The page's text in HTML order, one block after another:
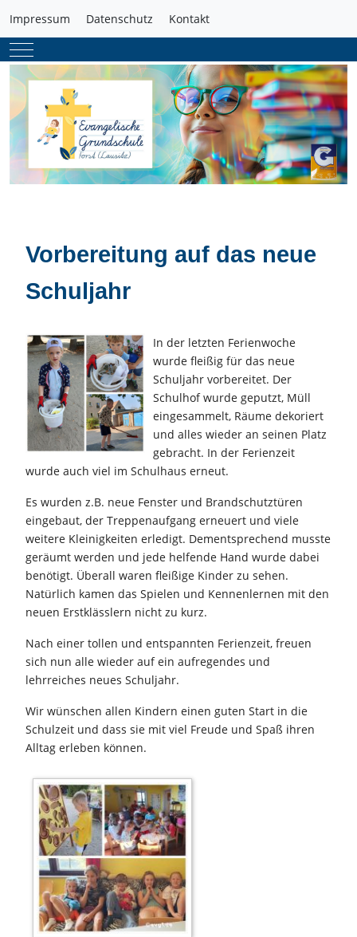
Impressum Datenschutz
Kontakt
Mobile Menu Toggle
Vorbereitung auf das neue
Schuljahr
In der letzten Ferienwoche
wurde fleißig für das neue
Schuljahr vorbereitet. Der
Schulhof wurde geputzt, Müll
eingesammelt, Räume dekoriert
und alles wieder an seinen Platz
gebracht. In der Ferienzeit
wurde auch viel im Schulhaus erneut.
Es wurden z.B. neue Fenster und Brandschutztüren
eingebaut, der Treppenaufgang erneuert und viele
weitere Kleinigkeiten erledigt. Dementsprechend musste
geräumt werden und jede helfende Hand wurde dabei
benötigt. Überall waren fleißige Kinder zu sehen.
Natürlich kamen das Spielen und Kennenlernen mit den
neuen Erstklässlern nicht zu kurz.
Nach einer tollen und entspannten Ferienzeit, freuen
sich nun alle wieder auf ein aufregendes und
lehrreiches neues Schuljahr.
Wir wünschen allen Kindern einen guten Start in die
Schulzeit und dass sie mit viel Freude und Spaß ihren
Alltag erleben können.